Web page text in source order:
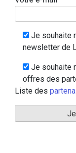
Je souhaite
newsletter de
Je souhaite
offres des
Liste des